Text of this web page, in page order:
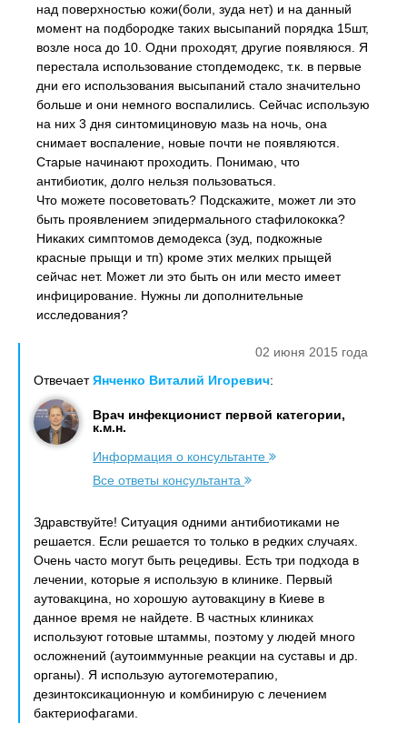
над поверхностью кожи(боли, зуда нет) и на данный
момент на подбородке таких высыпаний порядка 15шт,
возле носа до 10. Одни проходят, другие появляюся. Я
перестала использование стопдемодекс, т.к. в первые
дни его использования высыпаний стало значительно
больше и они немного воспалились. Сейчас использую
на них 3 дня синтомициновую мазь на ночь, она
снимает воспаление, новые почти не появляются.
Старые начинают проходить. Понимаю, что
антибиотик, долго нельзя пользоваться.
Что можете посоветовать? Подскажите, может ли это
быть проявлением эпидермального стафилококка?
Никаких симптомов демодекса (зуд, подкожные
красные прыщи и тп) кроме этих мелких прыщей
сейчас нет. Может ли это быть он или место имеет
инфицирование. Нужны ли дополнительные
исследования?
02 июня 2015 года
ОтвечаетЯнченко Виталий Игоревич:
Врач инфекционист первой категории,
к.м.н.
Информация о консультанте
Все ответы консультанта
Здравствуйте! Ситуация одними антибиотиками не
решается. Если решается то только в редких случаях.
Очень часто могут быть рецедивы. Есть три подхода в
лечении, которые я использую в клинике. Первый
аутовакцина, но хорошую аутовакцину в Киеве в
данное время не найдете. В частных клиниках
используют готовые штаммы, поэтому у людей много
осложнений (аутоиммунные реакции на суставы и др.
органы). Я использую аутогемотерапию,
дезинтоксикационную и комбинирую с лечением
бактериофагами.